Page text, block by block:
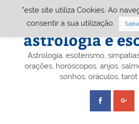
Portal A&E
astrologia e
Astrologia, esoterismo,
orações, horóscopos, anjos,
sonhos, oráculos, tarot
"este site utiliza Cookies. Ao
consentir a sua utilização.